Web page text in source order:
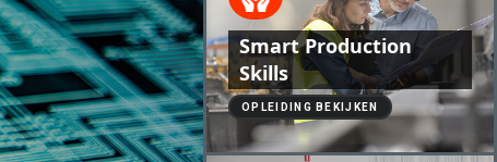
Smart Production
Skills
OPLEIDING BEKIJKEN